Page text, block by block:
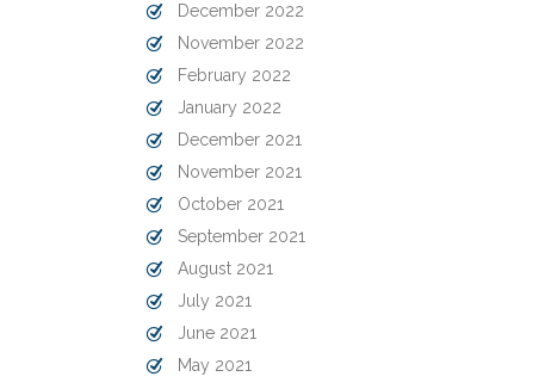
December 2022
November 2022
February 2022
January 2022
December 2021
November 2021
October 2021
September 2021
August 2021
July 2021
June 2021
May 2021